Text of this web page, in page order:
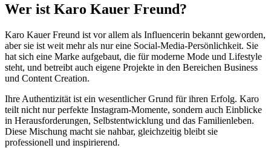
Wer ist Karo Kauer Freund?
Karo Kauer Freund ist vor allem als Influencerin bekannt geworden,
aber sie ist weit mehr als nur eine Social-Media-Persönlichkeit. Sie
hat sich eine Marke aufgebaut, die für moderne Mode und Lifestyle
steht, und betreibt auch eigene Projekte in den Bereichen Business
und Content Creation.
Ihre Authentizität ist ein wesentlicher Grund für ihren Erfolg. Karo
teilt nicht nur perfekte Instagram-Momente, sondern auch Einblicke
in Herausforderungen, Selbstentwicklung und das Familienleben.
Diese Mischung macht sie nahbar, gleichzeitig bleibt sie
professionell und inspirierend.